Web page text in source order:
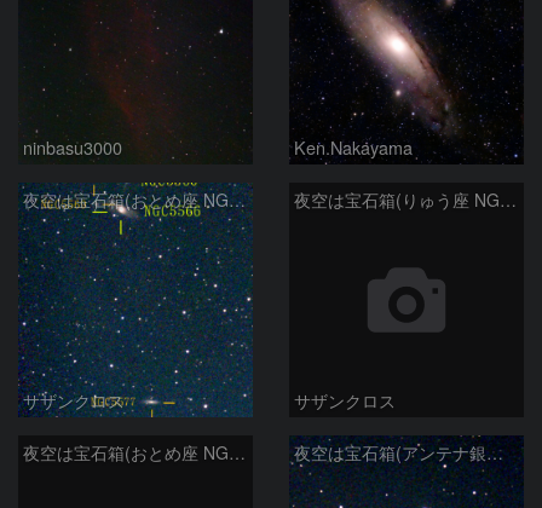
ninbasu3000 Ken.Nakayama
夜空は宝石箱(おとめ座 NGC5566) Seestar50
サザンクロス
夜空は宝石箱(りゅう座 NGC6503) Seestar50
サザンクロス
夜空は宝石箱(おとめ座 NGC5746) Seestar50 夜空は宝石箱(アンテナ銀河 NGC4038) Seestar50